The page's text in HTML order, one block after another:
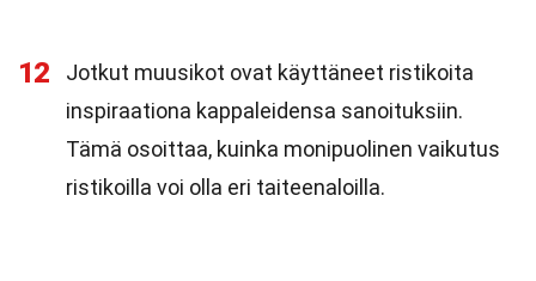
12
Jotkut muusikot ovat käyttäneet ristikoita
inspiraationa kappaleidensa sanoituksiin.
Tämä osoittaa, kuinka monipuolinen vaikutus
ristikoilla voi olla eri taiteenaloilla.